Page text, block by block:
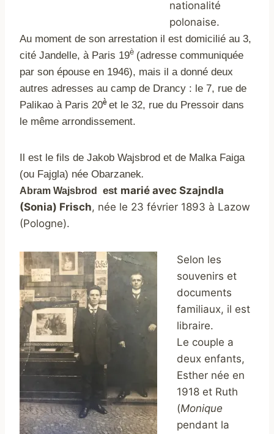
nationalité
polonaise.
Au moment de son arrestation il est domicilié au 3,
cité Jandelle, à Paris 19è (adresse communiquée
par son épouse en 1946), mais il a donné deux
autres adresses au camp de Drancy : le 7, rue de
Palikao à Paris 20è et le 32, rue du Pressoir dans
le même arrondissement.
Il est le fils de Jakob Wajsbrod et de Malka Faiga
(ou Fajgla) née Obarzanek.
Abram Wajsbrod est marié avec Szajndla
(Sonia) Frisch, née le 23 février 1893 à Lazow
(Pologne).
Selon les
souvenirs et
documents
familiaux, il est
libraire.
Le couple a
deux enfants,
Esther née en
1918 et Ruth
(Monique
pendant la